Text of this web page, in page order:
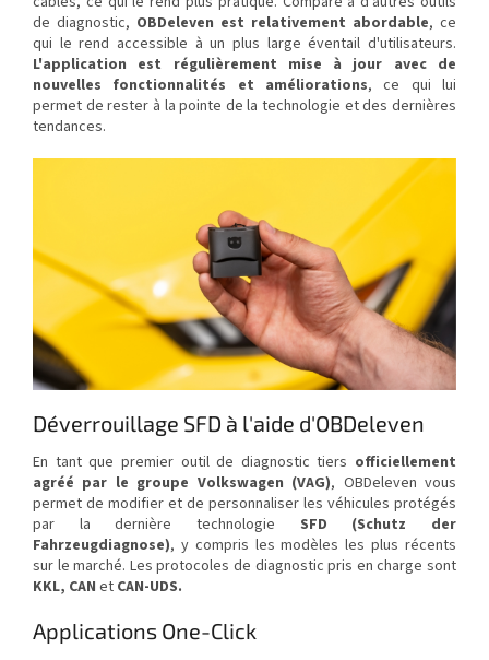
de diagnostic, OBDeleven est relativement abordable, ce
qui le rend accessible à un plus large éventail d'utilisateurs.
L'application est régulièrement mise à jour avec de
nouvelles fonctionnalités et améliorations, ce qui lui
permet de rester à la pointe de la technologie et des dernières
tendances.
Déverrouillage SFD à l'aide d'OBDeleven
En tant que premier outil de diagnostic tiers officiellement
agréé par le groupe Volkswagen (VAG), OBDeleven vous
permet de modifier et de personnaliser les véhicules protégés
par la dernière technologie SFD (Schutz der
Fahrzeugdiagnose), y compris les modèles les plus récents
sur le marché. Les protocoles de diagnostic pris en charge sont
KKL, CAN et CAN-UDS.
Applications One-Click